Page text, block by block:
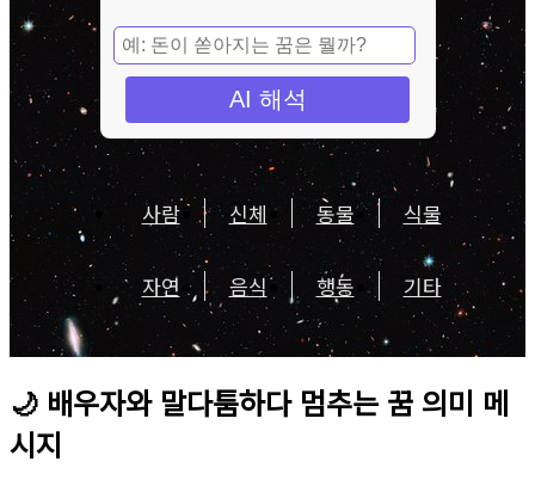
AI 해석
사람 신체 동물 식물
자연 음식 행동 기타
🌙 배우자와 말다툼하다 멈추는 꿈 의미 메
시지